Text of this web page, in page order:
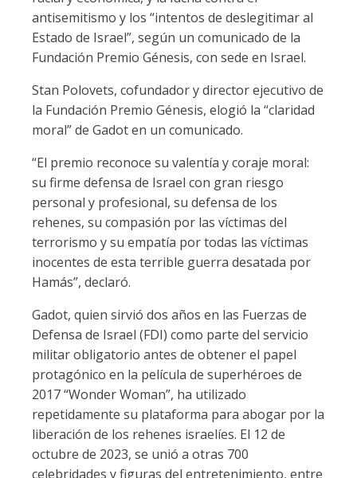
antisemitismo y los “intentos de deslegitimar al
Estado de Israel”, según un comunicado de la
Fundación Premio Génesis, con sede en Israel.
Stan Polovets, cofundador y director ejecutivo de
la Fundación Premio Génesis, elogió la “claridad
moral” de Gadot en un comunicado.
“El premio reconoce su valentía y coraje moral:
su firme defensa de Israel con gran riesgo
personal y profesional, su defensa de los
rehenes, su compasión por las víctimas del
terrorismo y su empatía por todas las víctimas
inocentes de esta terrible guerra desatada por
Hamás”, declaró.
Gadot, quien sirvió dos años en las Fuerzas de
Defensa de Israel (FDI) como parte del servicio
militar obligatorio antes de obtener el papel
protagónico en la película de superhéroes de
2017 “Wonder Woman”, ha utilizado
repetidamente su plataforma para abogar por la
liberación de los rehenes israelíes. El 12 de
octubre de 2023, se unió a otras 700
celebridades y figuras del entretenimiento, entre